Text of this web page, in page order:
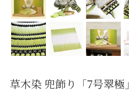
草木染 兜飾り「7号翠極」